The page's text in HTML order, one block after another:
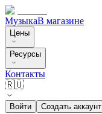
МузыкаВ магазине
Цены
Ресурсы
Контакты
🇷🇺
Войти Создать аккаунт